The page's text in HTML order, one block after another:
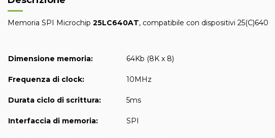
Memoria SPI Microchip 25LC640AT, compatibile con dispositivi 25(C)640
Dimensione memoria: 64Kb (8K x 8)
Frequenza di clock: 10MHz
Durata ciclo di scrittura: 5ms
Interfaccia di memoria: SPI